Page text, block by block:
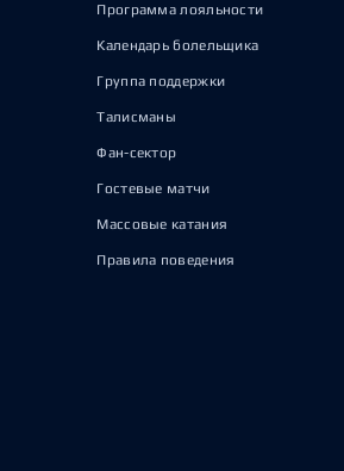
Программа лояльности
Календарь болельщика
Группа поддержки
Талисманы
Фан-сектор
Гостевые матчи
Массовые катания
Правила поведения